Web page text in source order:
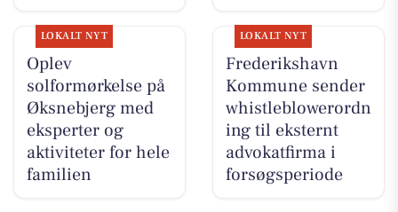
LOKALT NYT
Oplev
solformørkelse på
Øksnebjerg med
eksperter og
aktiviteter for hele
familien
LOKALT NYT
Frederikshavn
Kommune sender
whistleblowerordn
ing til eksternt
advokatfirma i
forsøgsperiode